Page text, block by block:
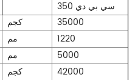
سي بي دي 350
كجم
35000
مم
1220
مم
5000
كجم 42000